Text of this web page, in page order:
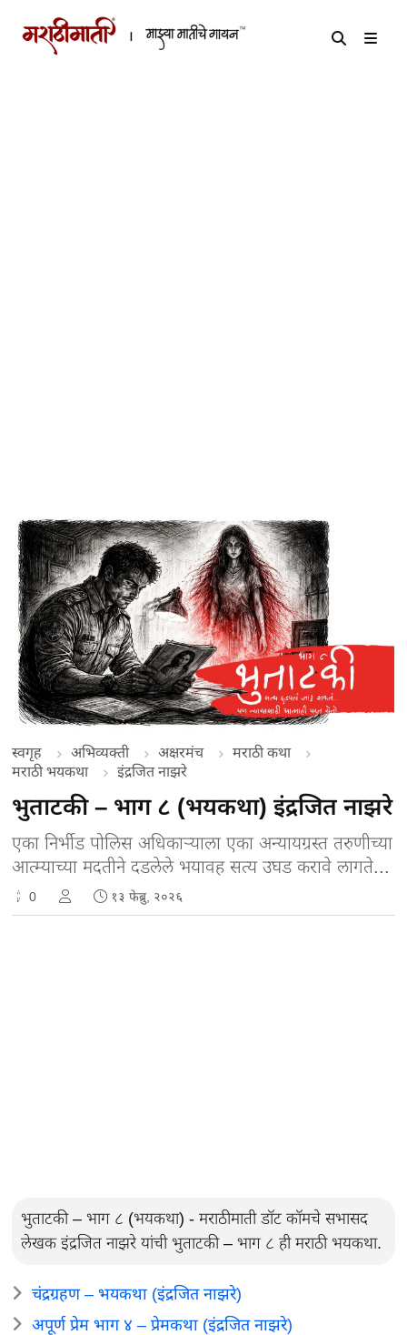
स्वगृह अभिव्यक्ती अक्षरमंच
मराठी कथा
मराठी भयकथा
इंद्रजित नाझरे
भुताटकी – भाग ८ (भयकथा) इंद्रजित नाझरे
एका निर्भीड पोलिस अधिकाऱ्याला एका अन्यायग्रस्त तरुणीच्या
आत्म्याच्या मदतीने दडलेले भयावह सत्य उघड करावे लागते...
0 १३ फेब्रु, २०२६
भुताटकी – भाग ८ (भयकथा) - मराठीमाती डॉट कॉमचे सभासद
लेखक इंद्रजित नाझरे यांची भुताटकी – भाग ८ ही मराठी भयकथा.
चंद्रग्रहण – भयकथा (इंद्रजित नाझरे)
अपूर्ण प्रेम भाग ४ – प्रेमकथा (इंद्रजित नाझरे)